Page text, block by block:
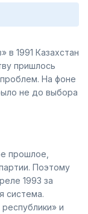
в 1991 Казахстан
пришлось
На фоне
не до выбора
прошлое,
Поэтому
1993 за
система.
и